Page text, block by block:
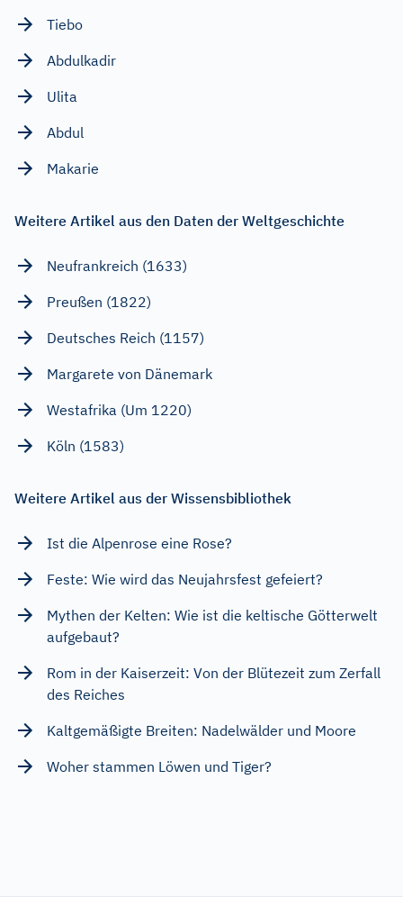
Tiebo
Abdulkadir
Ulita
Abdul
Makarie
Weitere Artikel aus den Daten der Weltgeschichte
Neufrankreich (1633)
Preußen (1822)
Deutsches Reich (1157)
Margarete von Dänemark
Westafrika (Um 1220)
Köln (1583)
Weitere Artikel aus der Wissensbibliothek
Ist die Alpenrose eine Rose?
Feste: Wie wird das Neujahrsfest gefeiert?
Mythen der Kelten: Wie ist die keltische Götterwelt
aufgebaut?
Rom in der Kaiserzeit: Von der Blütezeit zum Zerfall
des Reiches
Kaltgemäßigte Breiten: Nadelwälder und Moore
Woher stammen Löwen und Tiger?